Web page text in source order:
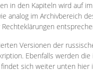
in den Kapiteln wird auf
analog im Archivbereich
Versionen der
Ebenfalls werden
findet sich weiter unten